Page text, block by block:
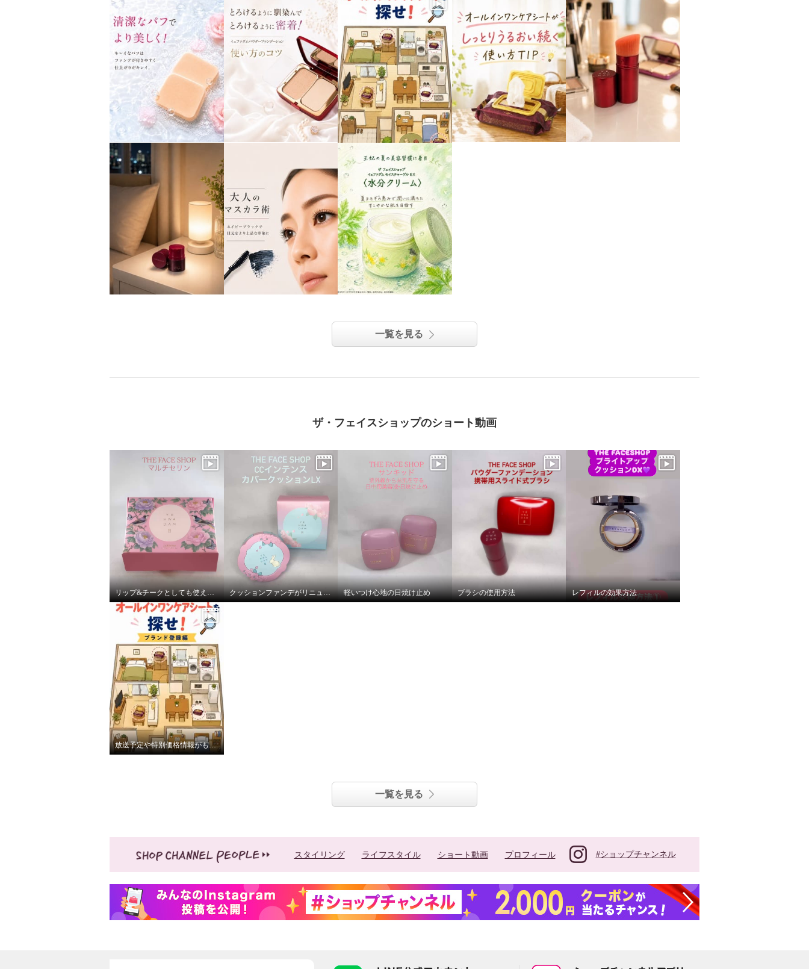
一覧を見る
ザ・フェイスショップのショート動画
リップ&チークとしても使える！ クッションファンデがリニューアル♡ 軽いつけ心地の日焼け止め ブラシの使用方法 レフィルの効果方法
放送予定や特別価格情報がもらえる♡
一覧を見る
スタイリング ライフスタイル ショート動画 プロフィール #ショップチャンネル